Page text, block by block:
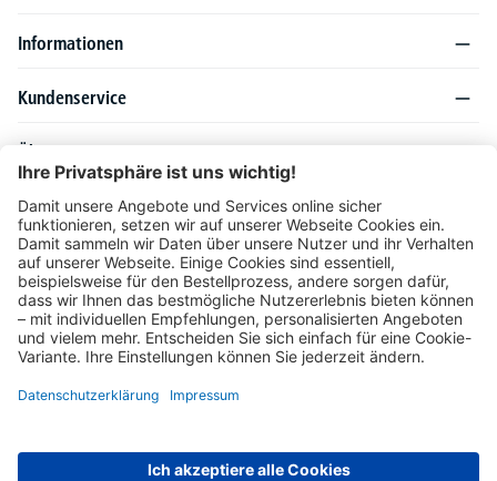
Informationen
Kundenservice
Über DELTA-V
Produktsortiment
Ratgeber
Folgen Sie uns auch auf
Unser Angebot richtet sich ausschließlich an Industrie, Handel, Gewerbe und
europäische Ausland gelten Sonderkonditionen, die auf Anfrage mitgeteilt werden.